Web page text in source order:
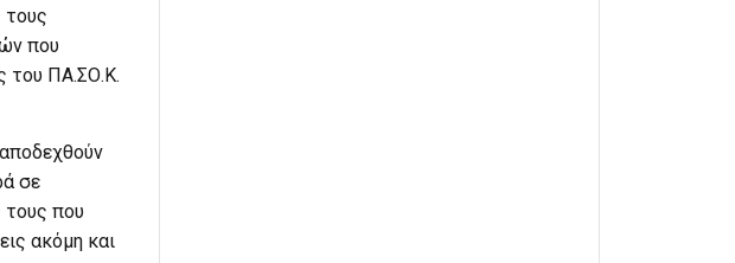
τους
που
του ΠΑ.ΣΟ.Κ.
σε
τους που
ακόμη και